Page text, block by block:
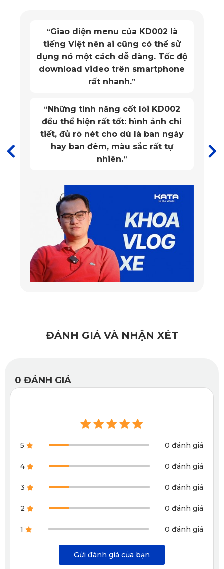
những khách hàng ưa di chuyển. Ngay phía sau vô lăng 3
chấu bọc da là bảng đồng hồ kỹ thuật số 12.3 inch. Đặc biệt,
BMW 430i M Sport còn có không gian cho cửa sổ trời và
đèn trang trí nội thất giúp tăng cảm nhận trải nghiệm thoải
mái cho khách hàng. Cùng với đó, những trang bị tiện ích
nội thất như: Màn hình giải trí trung tâm 8.8 inch, hệ thống
lanh, cho công suất 255 mã lực tại 5.000-6.000 vòng/phút,
cả tạo cho BMW 430i M Sport những tiềm năng to lớn trong
Mặt trước thảm KATA chống nước,
chống bụi bẩn rất tốt. Mặt sau có
chống trơn trượt. Lắp đặt thì quá
đơn giản! ”
cho người sử dụng. ”
ĐÁNH GIÁ VÀ NHẬN XÉT
0 ĐÁNH GIÁ
5 0 đánh giá
4 0 đánh giá
3 0 đánh giá
2 0 đánh giá
1 0 đánh giá
Gửi đánh giá của bạn